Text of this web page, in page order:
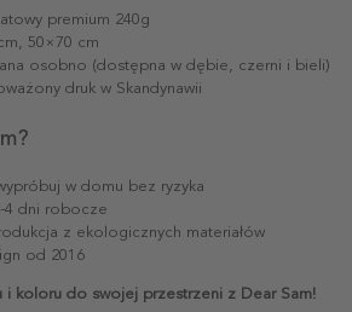
premium 240g
50×70 cm
osobno (dostępna w dębie, czerni i bieli)
druk w Skandynawii
w domu bez ryzyka
4 dni robocze
z ekologicznych materiałów
od 2016
koloru do swojej przestrzeni z Dear Sam!